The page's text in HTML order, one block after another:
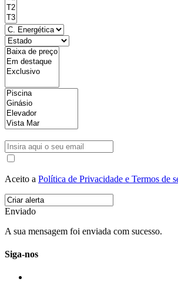
Aceito a Política de Privacidade e Termos de
Enviado
A sua mensagem foi enviada com sucesso.
Siga-nos